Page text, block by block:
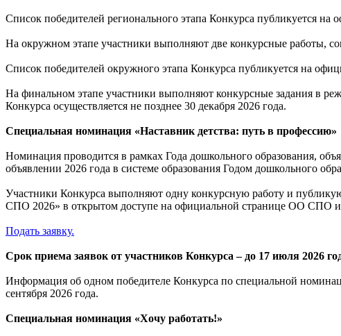
Список победителей регионального этапа Конкурса публикуется
На окружном этапе участники выполняют две конкурсные работы,
Список победителей окружного этапа Конкурса публикуется на
На финальном этапе участники выполняют конкурсные задания в
Конкурса осуществляется не позднее 30 декабря 2026 года.
Специальная номинация «Наставник детства: путь в профессию»
Номинация проводится в рамках Года дошкольного образования,
объявлении 2026 года в системе образования Годом дошкольного
Участники Конкурса выполняют одну конкурсную работу и
СПО 2026» в открытом доступе на официальной странице ОО СПО
Подать заявку.
Срок приема заявок от участников Конкурса – до 17 июля 2026
Информация об одном победителе Конкурса по специальной
сентября 2026 года.
Специальная номинация «Хочу работать!»